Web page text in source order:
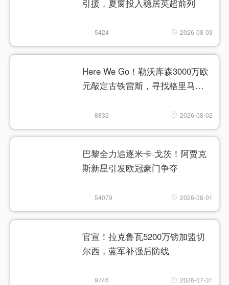
引援，夏窗投入稳居英超前列
5424 2026-08-03
Here We Go！勒沃库森3000万欧
元敲定古铁雷斯，寻找格里马尔
8832 2026-08-02
巴黎全力追逐米卡·戈茨！阿贾克
斯新星引发欧冠豪门争夺
54079 2026-08-01
官宣！拉克鲁瓦5200万镑加盟切
尔西，蓝军补强后防线
9746 2026-07-31